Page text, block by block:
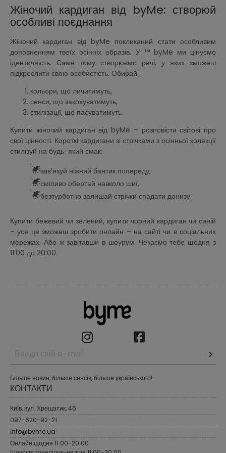
Жіночий кардиган від byMe: створюй
особливі поєднання
Жіночий кардиган від byMe покликаний стати особливим
доповненням твоїх осінніх образів. У ™ byMe ми цінуємо
ідентичність. Саме тому створюємо речі, у яких зможеш
підкреслити свою особистість. Обирай:
кольори, що личитимуть,
сенси, що закохуватимуть,
стилізації, що пасуватимуть.
Купити жіночий кардиган від byMe – розповісти світові про
свої цінності. Короткі кардигани зі стрічками з осінньої колекції
стилізуй на будь-який смак:
зав’язуй ніжний бантик попереду,
сміливо обертай навколо шиї,
безтурботно залишай стрічки спадати донизу.
Купити бежевий чи зелений, купити чорний кардиган чи синій
– усе це зможеш зробити онлайн – на сайті чи в соціальних
мережах. Або ж завітавши в шоурум. Чекаємо тебе щодня з
11:00 до 20:00.
Більше новин, більше сенсів, більше українського!
КОНТАКТИ
Київ, вул. Хрещатик, 46
097-620-92-21
info@byme.ua
Онлайн щодня 11:00-20:00